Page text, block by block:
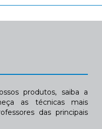
produtos, saiba a
as técnicas mais
das principais